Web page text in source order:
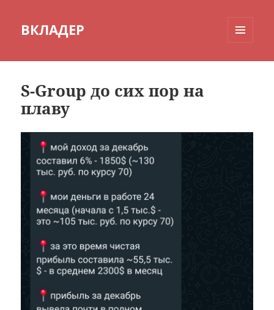
ВКЛАДЕР
S-Group до сих пор на
плаву